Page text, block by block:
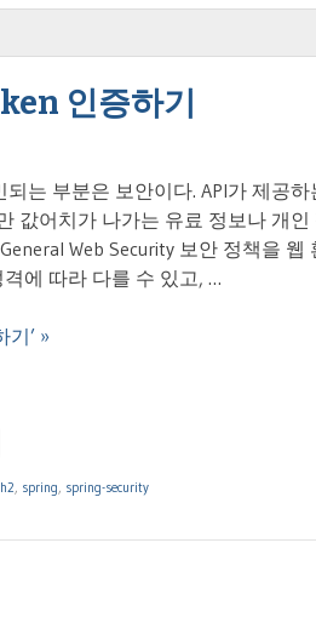
인증하기
는 부분은 보안이다. API가 제공하
값어치가 나가는 유료 정보나 개인
Web Security 보안 정책을 웹
에 따라 다를 수 있고, …
기’ »
, spring, spring-security